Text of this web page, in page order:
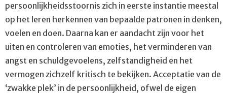
persoonlijkheidsstoornis zich in eerste instantie meestal
op het leren herkennen van bepaalde patronen in denken,
voelen en doen. Daarna kan er aandacht zijn voor het
uiten en controleren van emoties, het verminderen van
angst en schuldgevoelens, zelfstandigheid en het
vermogen zichzelf kritisch te bekijken. Acceptatie van de
‘zwakke plek’ in de persoonlijkheid, ofwel de eigen